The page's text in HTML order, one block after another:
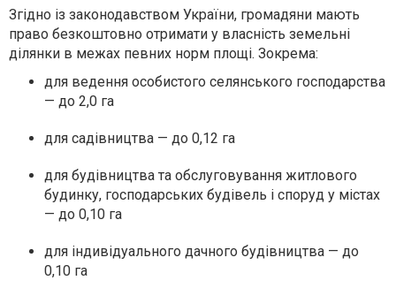
Згідно із законодавством України, громадяни мають
право безкоштовно отримати у власність земельні
ділянки в межах певних норм площі. Зокрема:
для ведення особистого селянського господарства
— до 2,0 га
для садівництва — до 0,12 га
для будівництва та обслуговування житлового
будинку, господарських будівель і споруд у містах
— до 0,10 га
для індивідуального дачного будівництва — до
0,10 га